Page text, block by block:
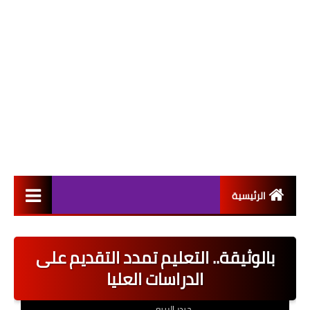
الرئيسية
اخبار القطاع العام
اخبار القطاع الخاص
بالوثيقة.. التعليم تمدد التقديم على
الدراسات العليا